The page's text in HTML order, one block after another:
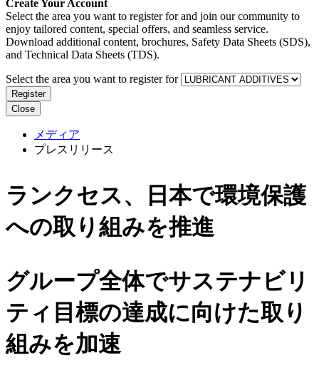
Create Your Account
Select the area you want to register for and join our community to
enjoy tailored content, special offers, and seamless service.
Download additional content, brochures, Safety Data Sheets (SDS),
and Technical Data Sheets (TDS).
Select the area you want to register for
Register
Close
メディア
プレスリリース
ランクセス、日本で環境保護
への取り組みを推進
グループ全体でサステナビリ
ティ目標の達成に向けた取り
組みを加速